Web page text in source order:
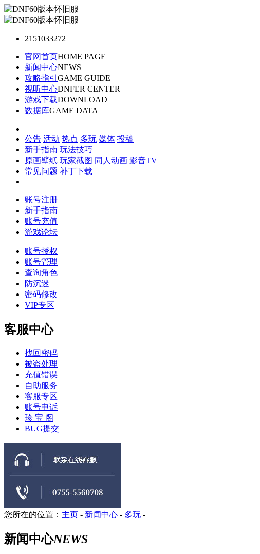
2151033272
官网首页HOME PAGE
新闻中心NEWS
攻略指引 GAME GUIDE
视听中心DNFER CENTER
游戏下载DOWNLOAD
数据库GAME DATA
公告 活动 热点 多玩 媒体 投稿
新手指南 玩法技巧
原画壁纸 玩家截图 同人动画 影音TV
常见问题 补丁下载
账号注册
新手指南
账号充值
游戏论坛
账号授权
账号管理
查询角色
防沉迷
密码修改
VIP专区
客服中心
找回密码
被盗处理
充值错误
自助服务
客服专区
账号申诉
珍 宝 阁
BUG提交
您所在的位置： 主页 - 新闻中心 - 多玩 -
新闻中心NEWS